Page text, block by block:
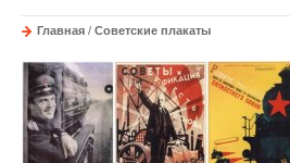
Главная / Советские плакаты